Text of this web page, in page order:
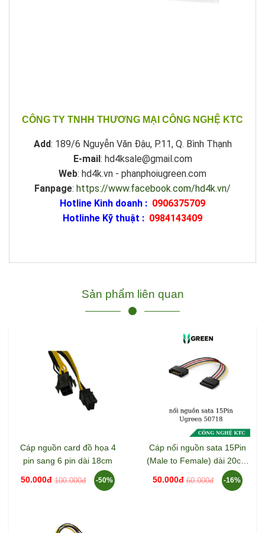
CÔNG TY TNHH THƯƠNG MẠI CÔNG NGHỆ KTC
Add: 189/6 Nguyễn Văn Đậu, P.11, Q. Bình Thạnh
E-mail : hd4ksale@gmail.com
Web: hd4k.vn - phanphoiugreen.com
Fanpage: https://www.facebook.com/hd4k.vn/
Hotline Kinh doanh : 0906375709
Hotlinhe Kỹ thuật : 0984143409
Sản phẩm liên quan
Cáp nguồn card đồ họa 4
pin sang 6 pin dài 18cm
50.000đ 100.000đ -50%
Cáp nối nguồn sata 15Pin
(Male to Female) dài 20cm
Ugreen 50718
50.000đ 60.000đ -16%